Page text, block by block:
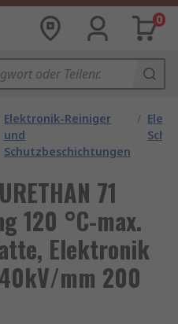
0
Elektronik-Reiniger
und
Schutzbeschichtungen
/
71
120 °C-max.
Elektronik
mm 200